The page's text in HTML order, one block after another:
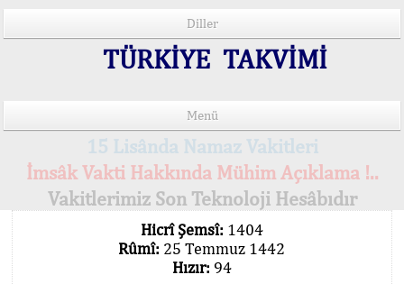
Diller
TÜRKİYE TAKVİMİ
Menü
15 Lisânda Namaz Vakitleri
İmsâk Vakti Hakkında Mühim Açıklama !..
Vakitlerimiz Son Teknoloji Hesâbıdır
Hicrî Şemsî: 1404
Rûmî: 25 Temmuz 1442
Hızır: 94